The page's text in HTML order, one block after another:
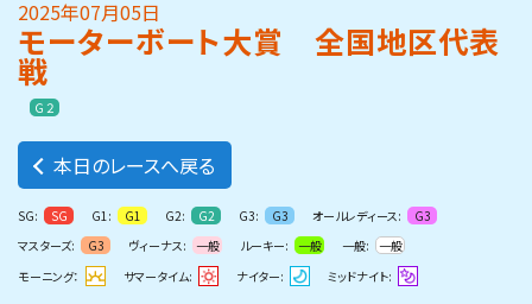
2025年07月05日
モーターボート大賞 全国地区代表
戦
Ｇ２
本日のレースへ戻る
SG: SG G1: G1 G2: G2 G3: G3 オールレディース:
G3
マスターズ:
G3 ヴィーナス: 一般 ルーキー: 一般 一般: 一般
モーニング：
サマータイム: ナイター: ミッドナイト: